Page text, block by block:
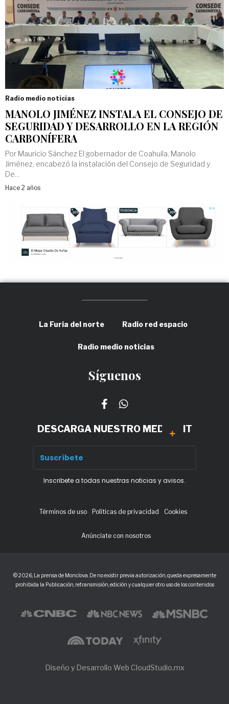
Radio medio noticias
MANOLO JIMÉNEZ INSTALA EL CONSEJO DE
SEGURIDAD Y DESARROLLO EN LA REGIÓN
CARBONÍFERA
Por Mauricio Sánchez El gobernador de Coahuila, Manolo
Jiménez, encabezó la instalación del Consejo de Seguridad y
De...
Hace 2 años
La Furia del norte Radio red espacio
Radio medio noticias
Síguenos
DESCARGA NUESTRO MEDIA KIT
Inscribete a todas nuestras noticias y avisos.
Términos de uso Políticas de privacidad Cookies
Anúnciate con nosotros
© 2026, La prensa de Monclova. De no existir previa autorización, queda expresamente
prohibida la Publicación, retransmisión, edición y cualquier otro uso de los contenidos
Diseño y Desarrollo Web CloudStudio.mx